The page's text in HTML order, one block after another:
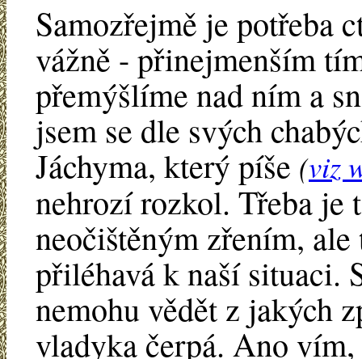
Samozřejmě je potřeba
vážně - přinejmenším
přemýšlíme nad ním a
jsem se dle svých
Jáchyma, který píše (viz
nehrozí rozkol. Třeba je
neočištěným zřením,
přiléhavá k naší situaci.
nemohu vědět z jakých
vladyka čerpá. Ano